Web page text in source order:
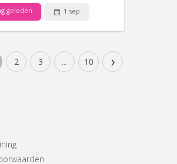
geleden 1 sep
2 3 ... 10 ›